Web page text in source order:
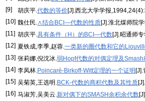
[9]
胡庆平.代数的等价[J].西北大学学报
[10] 魏仕民.∧结合BCI—代数的性质[J].淮北煤师院
[11] 胡庆平.具有条件（H）的BCI—代数[J].昭通师
[12] 夏铁成,李季,赵蓉.一类新的圈代数和它的
[13] 张莉娜,倪沈冰.弱Hopf代数的对偶定理及Smash
[14] 李凤林.Poincarè-Birkoff-Witt定理的一个证明
[15] 吴菊英,王选明.BCK-代数的商积代数及其性质
[16] 马淑芳,吴美云.新对偶下的SMASH余积余代数